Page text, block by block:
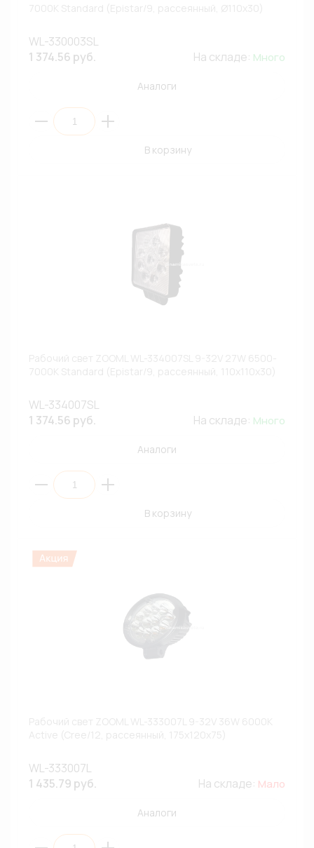
WL-330003SL
1 374.56 руб.
На складе: Много
Аналоги
В корзину
WL-334007SL
1 374.56 руб.
На складе: Много
Аналоги
В корзину
WL-333007L
1 435.79 руб.
На складе: Мало
Аналоги